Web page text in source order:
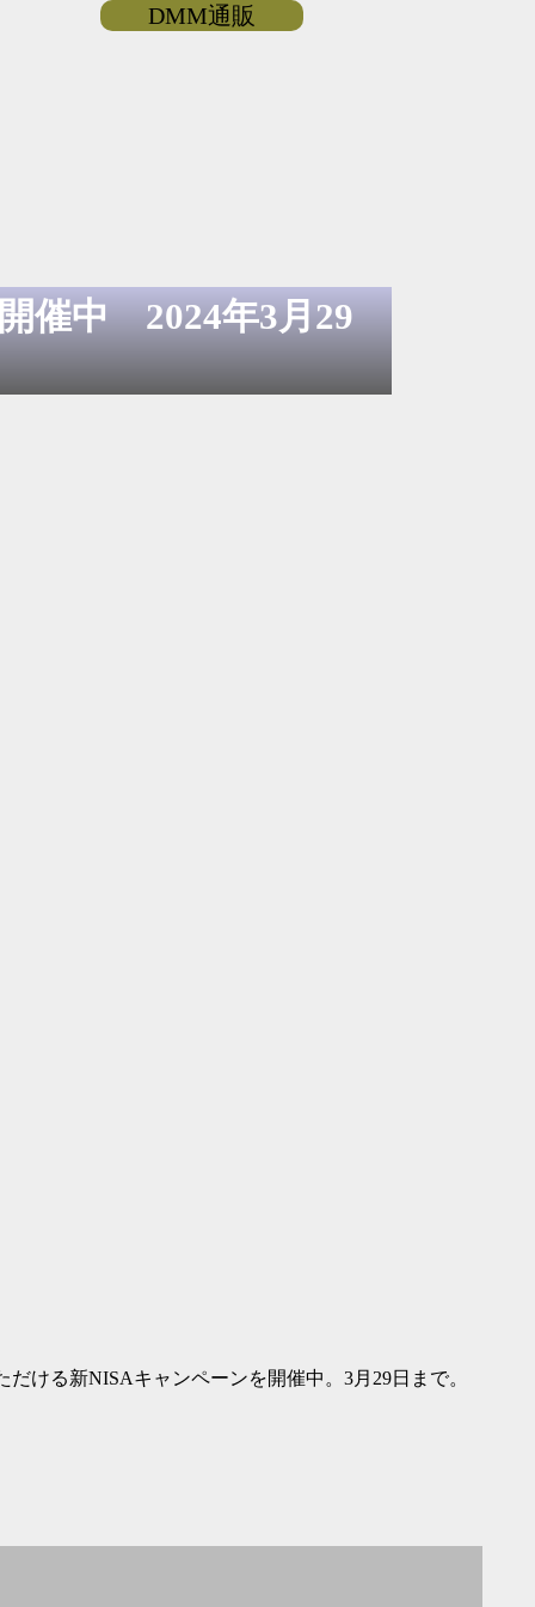
DMM通販
催中 2024年3月29
ける新NISAキャンペーンを開催中。3月29日まで。